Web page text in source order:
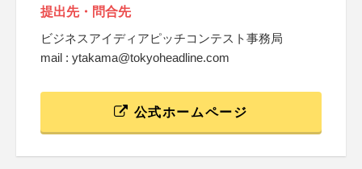
提出先・問合先
ビジネスアイディアピッチコンテスト事務局
mail : ytakama@tokyoheadline.com
公式ホームページ